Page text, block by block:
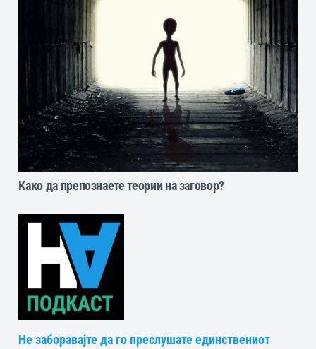
Како да препознаете теории на заговор?
Не заборавајте да го преслушате единствениот